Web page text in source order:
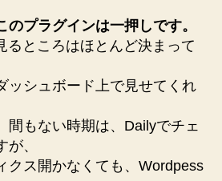
のプラグインは一押しです。
るところはほとんど決まって
ッシュボード上で見せてくれ
間もない時期は、Dailyでチェ
、
クス開かなくても、Wordpess